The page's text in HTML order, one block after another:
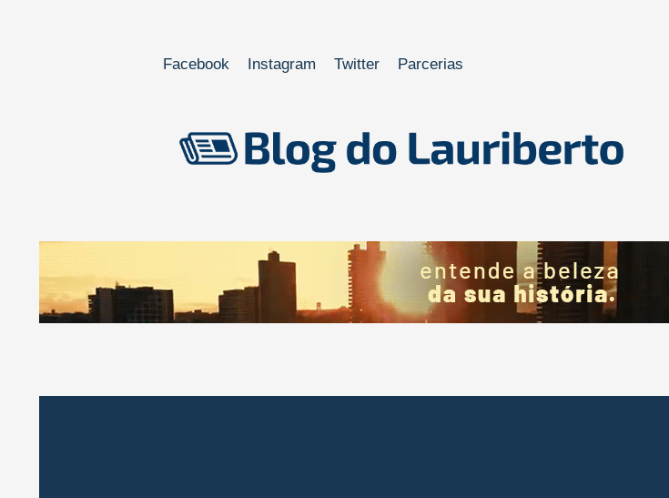
Facebook Instagram Twitter Parcerias